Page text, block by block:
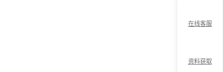
在线客服
资料获取